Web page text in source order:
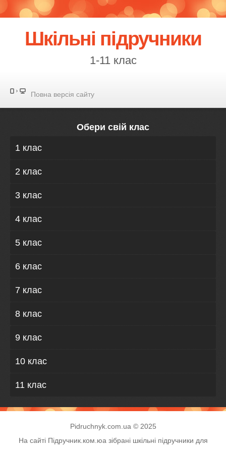
Шкільні підручники
1-11 клас
Повна версія сайту
Обери свій клас
1 клас
2 клас
3 клас
4 клас
5 клас
6 клас
7 клас
8 клас
9 клас
10 клас
11 клас
Pidruchnyk.com.ua © 2025
На сайті Підручник.ком.юа зібрані шкільні підручники для